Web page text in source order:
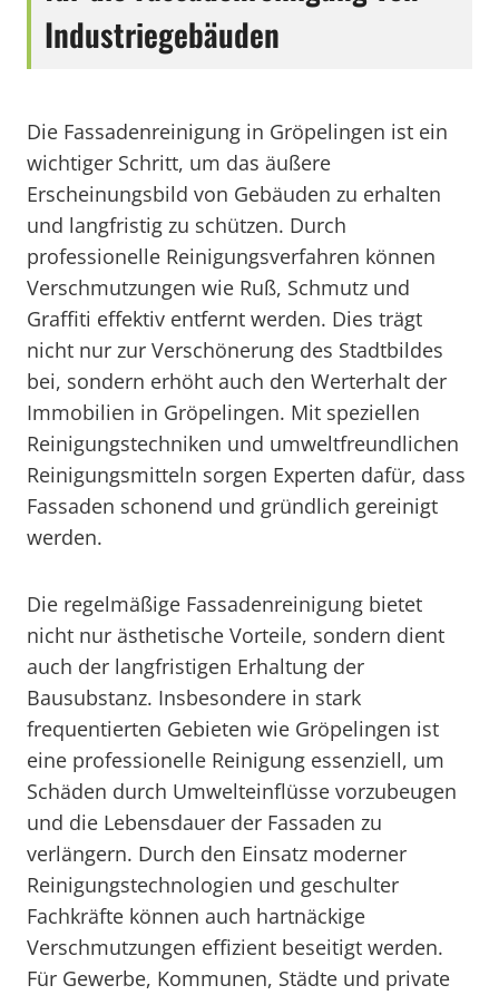
Industriegebäuden
Die Fassadenreinigung in Gröpelingen ist ein
wichtiger Schritt, um das äußere
Erscheinungsbild von Gebäuden zu erhalten
und langfristig zu schützen. Durch
professionelle Reinigungsverfahren können
Verschmutzungen wie Ruß, Schmutz und
Graffiti effektiv entfernt werden. Dies trägt
nicht nur zur Verschönerung des Stadtbildes
bei, sondern erhöht auch den Werterhalt der
Immobilien in Gröpelingen. Mit speziellen
Reinigungstechniken und umweltfreundlichen
Reinigungsmitteln sorgen Experten dafür, dass
Fassaden schonend und gründlich gereinigt
werden.
Die regelmäßige Fassadenreinigung bietet
nicht nur ästhetische Vorteile, sondern dient
auch der langfristigen Erhaltung der
Bausubstanz. Insbesondere in stark
frequentierten Gebieten wie Gröpelingen ist
eine professionelle Reinigung essenziell, um
Schäden durch Umwelteinflüsse vorzubeugen
und die Lebensdauer der Fassaden zu
verlängern. Durch den Einsatz moderner
Reinigungstechnologien und geschulter
Fachkräfte können auch hartnäckige
Verschmutzungen effizient beseitigt werden.
Für Gewerbe, Kommunen, Städte und private